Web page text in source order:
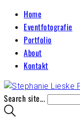
Home
Eventfotografie
Portfolio
About
Kontakt
Search site...